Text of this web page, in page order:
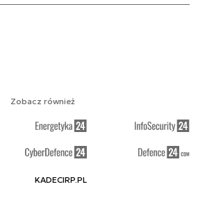
Zobacz również
KADECIRP.PL